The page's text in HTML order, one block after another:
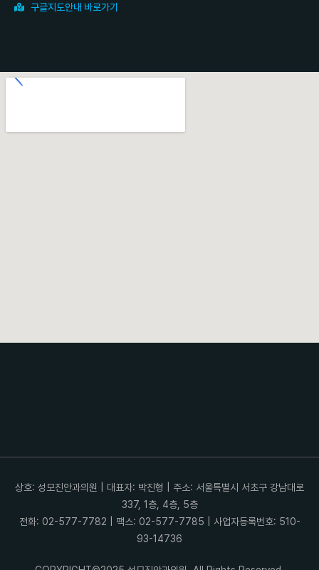
구글지도안내 바로가기
상호: 성모진안과의원 | 대표자: 박진형 | 주소: 서울특별시 서초구 강남대로
337, 1층, 4층, 5층
전화: 02-577-7782 | 팩스: 02-577-7785 | 사업자등록번호: 510-
93-14736